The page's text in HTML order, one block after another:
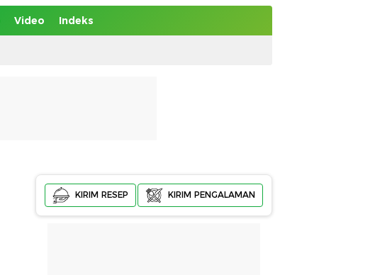
Video Indeks
KIRIM RESEP KIRIM PENGALAMAN